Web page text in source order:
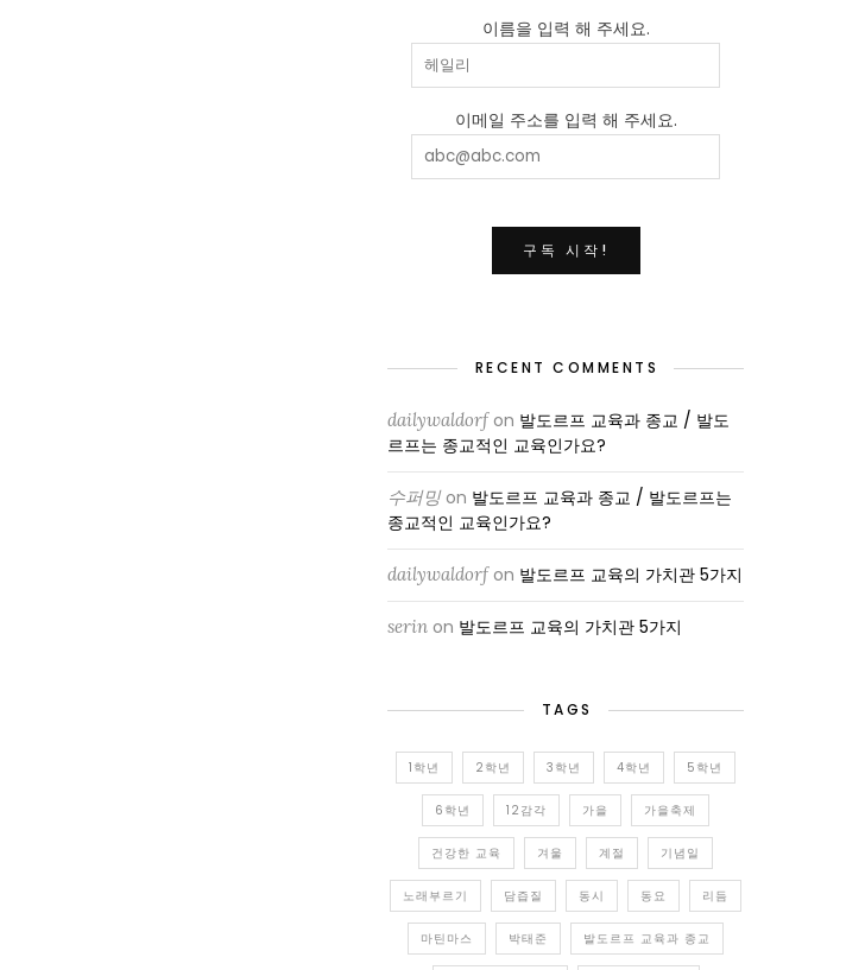
이름을 입력 해 주세요.
이메일 주소를 입력 해 주세요.
RECENT COMMENTS
dailywaldorfon 발도르프 교육과 종교 / 발도
르프는 종교적인 교육인가요?
수퍼밍on 발도르프 교육과 종교 / 발도르프는
종교적인 교육인가요?
dailywaldorfon 발도르프 교육의 가치관 5가지
serin on 발도르프 교육의 가치관 5가지
TAGS
1학년 2학년 3학년 4학년 5학년
6학년 12감각 가을 가을축제
건강한 교육 겨울 계절 기념일
노래부르기 담즙질 동시 동요 리듬
마틴마스 박태준 발도르프 교육과 종교